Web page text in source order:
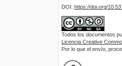
DOI: https://doi.org/
Todos los documentos
Licencia Creative
Por lo que el envío,